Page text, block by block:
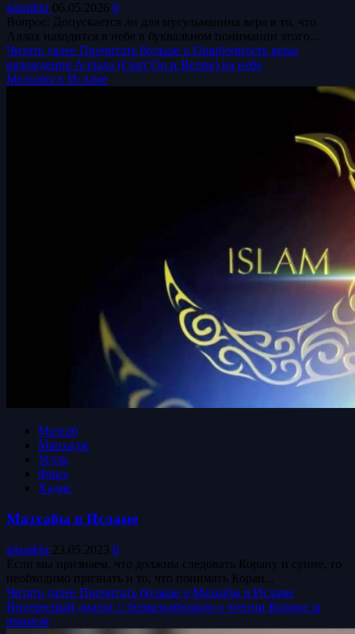
islamkbr 06.05.2026 0
Вопрос: Допускается ли для мусульманина вера в то, что
Аллах находится в небе в буквальном понимании этого...
Читать далее Прочитать больше о Ошибочность веры
нахождения Аллаха (Свят Он и Велик) на небе
Мазхабы в Исламе
Мазхаб
Манхадж
Усуль
Фикх
Хадис
Мазхабы в Исламе
islamkbr 23.05.2023 0
Если мы признаем, что должны следовать Корану и сунне, то
необходимо признать и то, что понимать Коран...
Читать далее Прочитать больше о Мазхабы в Исламе
Интересный диалог с безмазхабником о чтении Корана за
имамом